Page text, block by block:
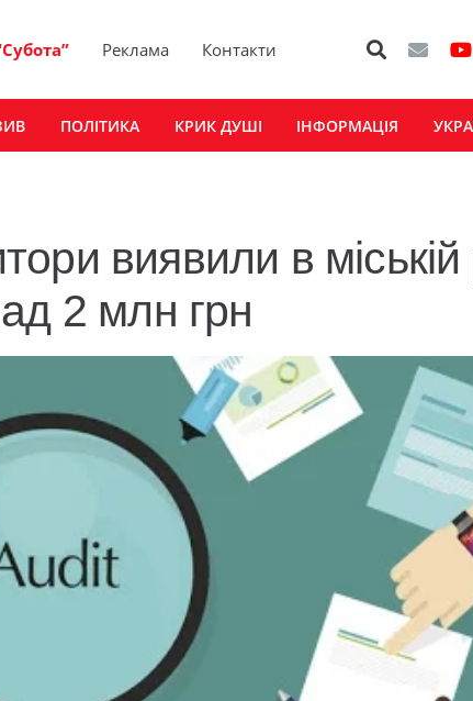
Реклама Контакти
ПОЛІТИКА КРИК ДУШІ ІНФОРМАЦІЯ
виявили в міській
2 млн грн